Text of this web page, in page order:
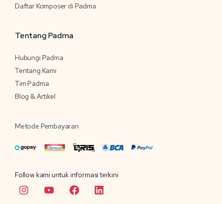
Daftar Komposer di Padma
Tentang Padma
Hubungi Padma
Tentang Kami
Tim Padma
Blog & Artikel
Metode Pembayaran
Follow kami untuk informasi terkini
I
n
Y
o
F
a
L
i